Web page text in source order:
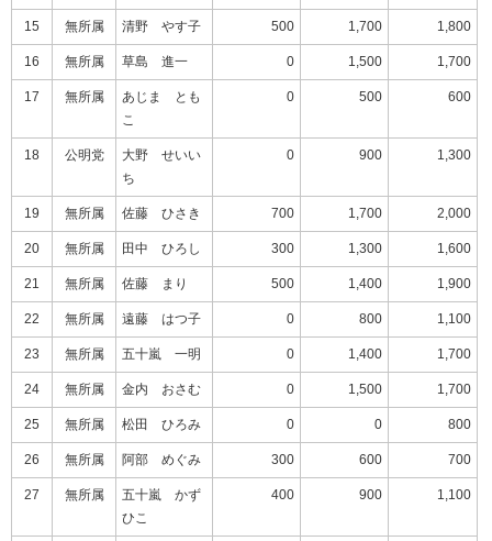
15 無所属 清野 やす子 500 1,700 1,800
16 無所属 草島 進一 0 1,500 1,700
17 無所属
あじま とも
こ
0 500 600
18 公明党
大野 せいい
ち
0 900 1,300
19 無所属 佐藤 ひさき 700 1,700 2,000
20 無所属 田中 ひろし 300 1,300 1,600
21 無所属 佐藤 まり 500 1,400 1,900
22 無所属 遠藤 はつ子 0 800 1,100
23 無所属 五十嵐 一明 0 1,400 1,700
24 無所属 金内 おさむ 0 1,500 1,700
25 無所属 松田 ひろみ 0 0 800
26 無所属 阿部 めぐみ 300 600 700
27 無所属
五十嵐 かず
ひこ
400 900 1,100